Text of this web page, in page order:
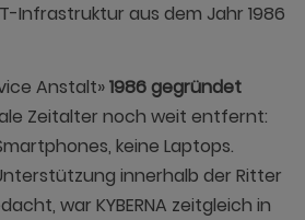
Infrastruktur aus dem Jahr 1986
Anstalt»1986 gegründet
Zeitalter noch weit entfernt:
keine Laptops.
innerhalb der Ritter
war KYBERNA zeitgleich in